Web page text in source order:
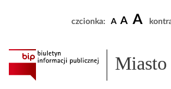
czcionka: A A A